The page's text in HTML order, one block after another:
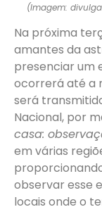
(Imagem:
Na próxima
amantes da
presenciar um
ocorrerá até a
será
Nacional, por
casa:
em várias
observar esse
locais onde o